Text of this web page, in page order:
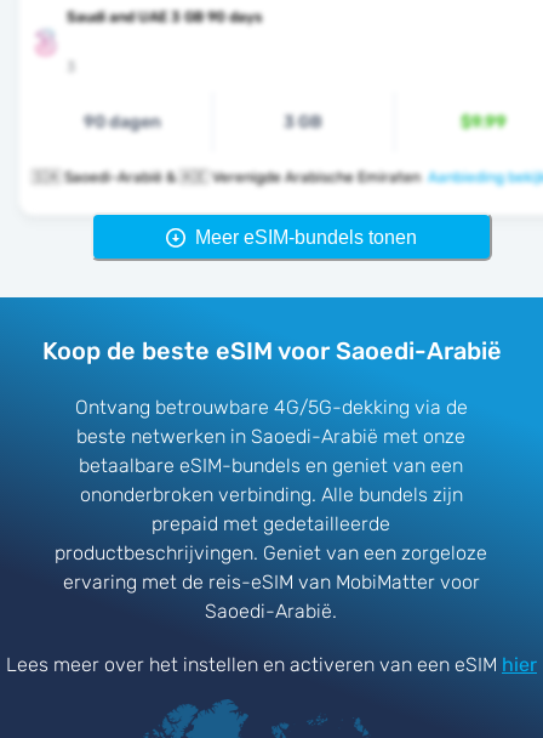
Saudi and UAE 3 GB 90 days
90 dagen 3 GB $9.99
🇸🇦 Saoedi-Arabië & 🇦🇪 Verenigde Arabische Emiraten Aanbieding
Meer eSIM-bundels tonen
Koop de beste eSIM voor Saoedi-Arabië
Ontvang betrouwbare 4G/5G-dekking via de
beste netwerken in Saoedi-Arabië met onze
betaalbare eSIM-bundels en geniet van een
ononderbroken verbinding. Alle bundels zijn
prepaid met gedetailleerde
productbeschrijvingen. Geniet van een zorgeloze
ervaring met de reis-eSIM van MobiMatter voor
Saoedi-Arabië.
Lees meer over het instellen en activeren van een eSIM hier